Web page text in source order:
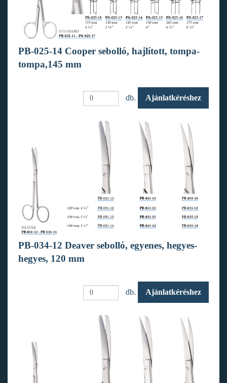
PB-025-14 Cooper sebolló, hajlított, tompa-
tompa,145 mm
db. Ajánlatkéréshez
PB-034-12 Deaver sebolló, egyenes, hegyes-
hegyes, 120 mm
db. Ajánlatkéréshez